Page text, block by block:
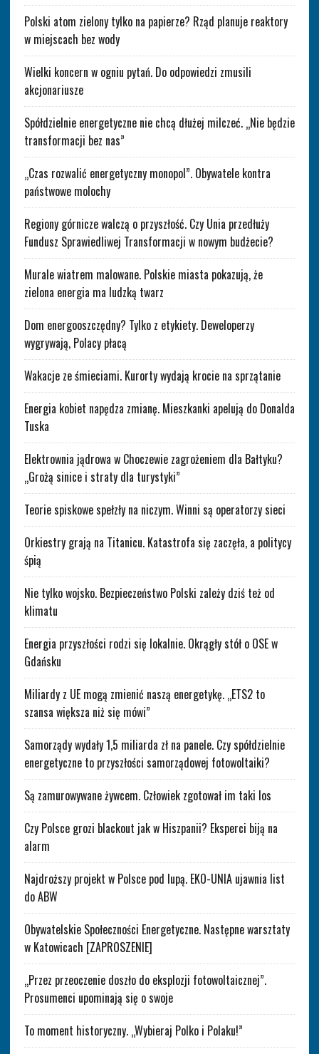
Polski atom zielony tylko na papierze? Rząd planuje reaktory
w miejscach bez wody
Wielki koncern w ogniu pytań. Do odpowiedzi zmusili
akcjonariusze
Spółdzielnie energetyczne nie chcą dłużej milczeć. „Nie będzie
transformacji bez nas”
„Czas rozwalić energetyczny monopol”. Obywatele kontra
państwowe molochy
Regiony górnicze walczą o przyszłość. Czy Unia przedłuży
Fundusz Sprawiedliwej Transformacji w nowym budżecie?
Murale wiatrem malowane. Polskie miasta pokazują, że
zielona energia ma ludzką twarz
Dom energooszczędny? Tylko z etykiety. Deweloperzy
wygrywają, Polacy płacą
Wakacje ze śmieciami. Kurorty wydają krocie na sprzątanie
Energia kobiet napędza zmianę. Mieszkanki apelują do Donalda
Tuska
Elektrownia jądrowa w Choczewie zagrożeniem dla Bałtyku?
„Grożą sinice i straty dla turystyki”
Teorie spiskowe spełzły na niczym. Winni są operatorzy sieci
Orkiestry grają na Titanicu. Katastrofa się zaczęła, a politycy
śpią
Nie tylko wojsko. Bezpieczeństwo Polski zależy dziś też od
klimatu
Energia przyszłości rodzi się lokalnie. Okrągły stół o OSE w
Gdańsku
Miliardy z UE mogą zmienić naszą energetykę. „ETS2 to
szansa większa niż się mówi”
Samorządy wydały 1,5 miliarda zł na panele. Czy spółdzielnie
energetyczne to przyszłości samorządowej fotowoltaiki?
Są zamurowywane żywcem. Człowiek zgotował im taki los
Czy Polsce grozi blackout jak w Hiszpanii? Eksperci biją na
alarm
Najdroższy projekt w Polsce pod lupą. EKO-UNIA ujawnia list
do ABW
Obywatelskie Społeczności Energetyczne. Następne warsztaty
w Katowicach [ZAPROSZENIE]
„Przez przeoczenie doszło do eksplozji fotowoltaicznej”.
Prosumenci upominają się o swoje
To moment historyczny. „Wybieraj Polko i Polaku!”